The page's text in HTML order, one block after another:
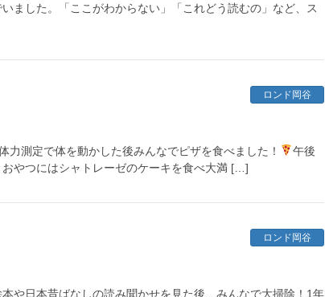
ました。「ここがわからない」「これどう読むの」など、ス
ロンド岡谷
測定で体を動かした後みんなでピザを食べました！
午後
やつにはシャトレーゼのケーキを食べ大満 […]
ロンド岡谷
や日本昔ばなしの読み聞かせを見た後、みんなで大掃除！1年